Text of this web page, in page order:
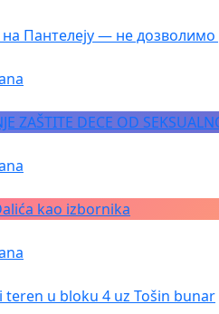
Пантелеју — не
ZAŠTITE DECE OD
kao izbornika
u bloku 4 uz Tošin bunar